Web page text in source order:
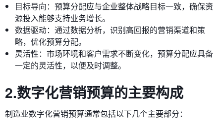
目标导向：预算分配应与企业整体战略目标一致，确保资
源投入能够支持业务增长。
数据驱动：通过数据分析，识别高回报的营销渠道和策
略，优化预算分配。
灵活性：市场环境和客户需求不断变化，预算分配应具备
一定的灵活性，以便及时调整。
2.数字化营销预算的主要构成
制造业数字化营销预算通常包括以下几个主要部分：